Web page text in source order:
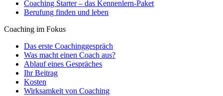
Coaching Starter – das Kennenlern-Paket
Berufung finden und leben
Coaching im Fokus
Das erste Coachinggespräch
Was macht einen Coach aus?
Ablauf eines Gespräches
Ihr Beitrag
Kosten
Wirksamkeit von Coaching